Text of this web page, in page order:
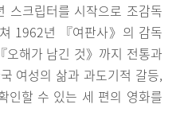
스크립터를 시작으로 조감독
1962년 『여판사》의 감독
해가 남긴 것》까지 전통과
여성의 삶과 과도기적 갈등,
인할 수 있는 세 편의 영화를